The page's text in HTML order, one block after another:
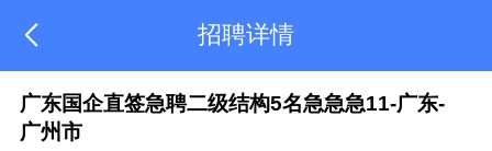
 招聘详情
广东国企直签急聘二级结构5名急急急11-广东-
广州市